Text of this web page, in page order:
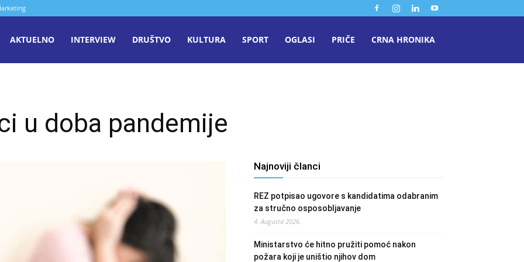
AKTUELNO INTERVIEW DRUŠTVO KULTURA SPORT OGLASI PRIČE CRNA HRONIKA
u doba pandemije
Najnoviji članci
REZ potpisao ugovore s kandidatima odabranim
za stručno osposobljavanje
4. Augusta 2026.
Ministarstvo će hitno pružiti pomoć nakon
požara koji je uništio njihov dom